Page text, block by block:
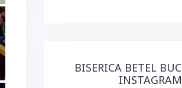
BISERICA BETEL
INSTAGRAM